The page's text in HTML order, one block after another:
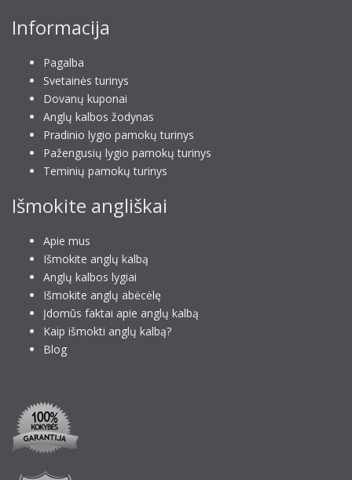
Informacija
Pagalba
Svetainės turinys
Dovanų kuponai
Anglų kalbos žodynas
Pradinio lygio pamokų turinys
Pažengusių lygio pamokų turinys
Teminių pamokų turinys
Išmokite angliškai
Apie mus
Išmokite anglų kalbą
Anglų kalbos lygiai
Išmokite anglų abėcėlę
Įdomūs faktai apie anglų kalbą
Kaip išmokti anglų kalbą?
Blog